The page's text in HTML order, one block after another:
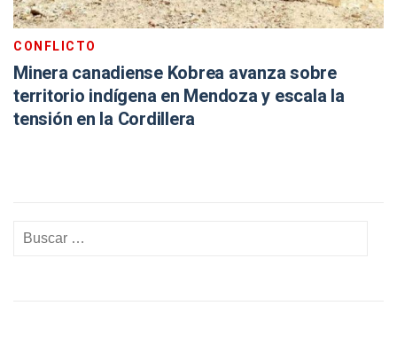
CONFLICTO
Minera canadiense Kobrea avanza sobre
territorio indígena en Mendoza y escala la
tensión en la Cordillera